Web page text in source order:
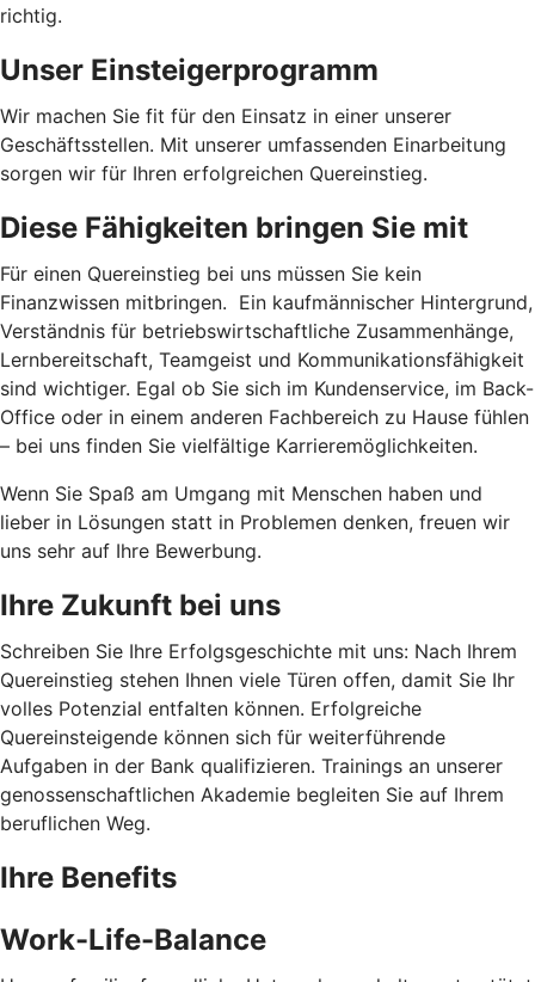
richtig.
Unser Einsteigerprogramm
Wir machen Sie fit für den Einsatz in einer unserer
Geschäftsstellen. Mit unserer umfassenden Einarbeitung
sorgen wir für Ihren erfolgreichen Quereinstieg.
Diese Fähigkeiten bringen Sie mit
Für einen Quereinstieg bei uns müssen Sie kein
Finanzwissen mitbringen. Ein kaufmännischer Hintergrund,
Verständnis für betriebswirtschaftliche Zusammenhänge,
Lernbereitschaft, Teamgeist und Kommunikationsfähigkeit
sind wichtiger. Egal ob Sie sich im Kundenservice, im Back-
Office oder in einem anderen Fachbereich zu Hause fühlen
– bei uns finden Sie vielfältige Karrieremöglichkeiten.
Wenn Sie Spaß am Umgang mit Menschen haben und
lieber in Lösungen statt in Problemen denken, freuen wir
uns sehr auf Ihre Bewerbung.
Ihre Zukunft bei uns
Schreiben Sie Ihre Erfolgsgeschichte mit uns: Nach Ihrem
Quereinstieg stehen Ihnen viele Türen offen, damit Sie Ihr
volles Potenzial entfalten können. Erfolgreiche
Quereinsteigende können sich für weiterführende
Aufgaben in der Bank qualifizieren. Trainings an unserer
genossenschaftlichen Akademie begleiten Sie auf Ihrem
beruflichen Weg.
Ihre Benefits
Work-Life-Balance